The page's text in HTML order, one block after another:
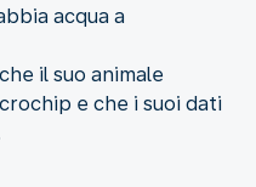
acqua a
il suo animale
e che i suoi dati